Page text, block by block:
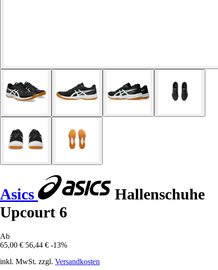
Asics
Hallenschuhe
Upcourt 6
Ab
65,00 € 56,44 € -13%
inkl. MwSt. zzgl. Versandkosten